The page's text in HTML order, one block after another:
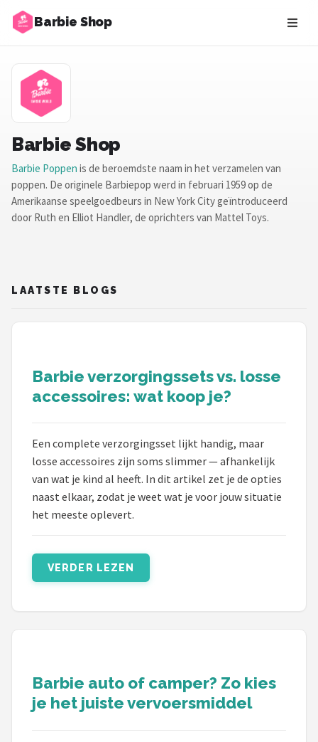
Barbie Shop
Zoeken
NAVIGATIE
Shop
Merken
Blog
Barbies
Paola Reina
Götz
Rainbow High
Disney
Corolle
L.O.L. Surprise!
Alle merken →
Barbie Shop
Barbie Poppen is de beroemdste naam in het verzamelen van
poppen. De originele Barbiepop werd in februari 1959 op de
Amerikaanse speelgoedbeurs in New York City geïntroduceerd
door Ruth en Elliot Handler, de oprichters van Mattel Toys.
LAATSTE BLOGS
Barbie verzorgingssets vs. losse
accessoires: wat koop je?
Een complete verzorgingsset lijkt handig, maar
losse accessoires zijn soms slimmer — afhankelijk
van wat je kind al heeft. In dit artikel zet je de opties
naast elkaar, zodat je weet wat je voor jouw situatie
het meeste oplevert.
VERDER LEZEN
Barbie auto of camper? Zo kies
je het juiste vervoersmiddel